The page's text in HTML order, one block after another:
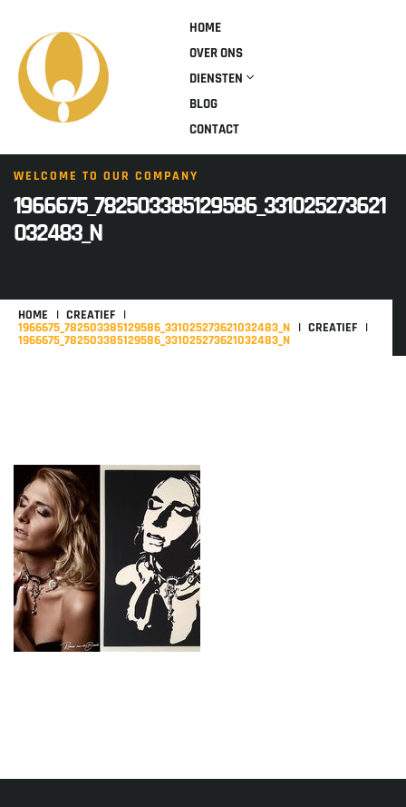
HOME
OVER ONS
DIENSTEN
BLOG
CONTACT
WELCOME TO OUR COMPANY
1966675_782503385129586_331025273621
032483_N
HOME CREATIEF
1966675_782503385129586_331025273621032483_N CREATIEF
1966675_782503385129586_331025273621032483_N